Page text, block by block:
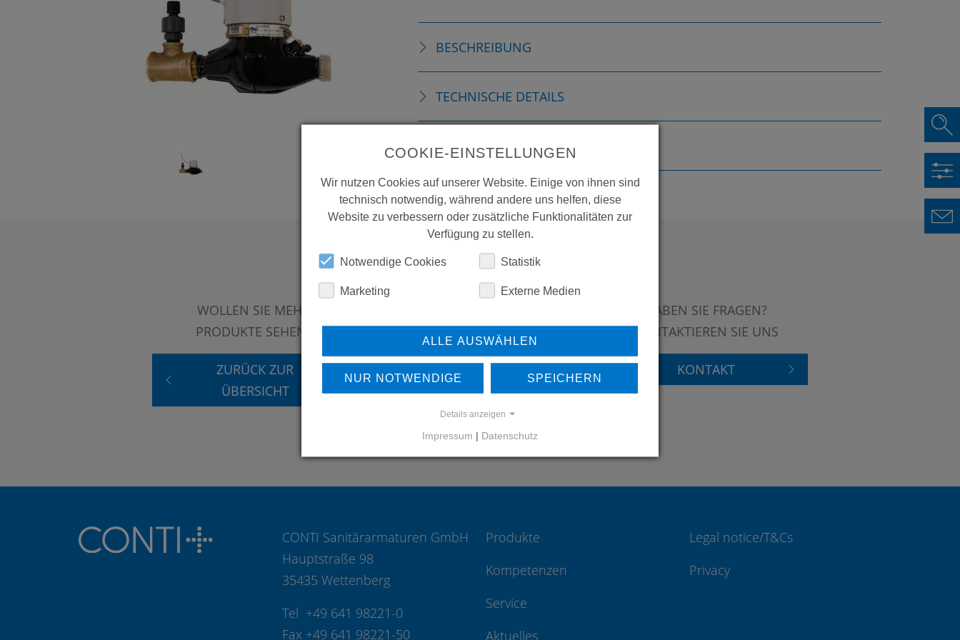
BESCHREIBUNG
TECHNISCHE DETAILS
DOWNLOADS
WOLLEN SIE MEHR
PRODUKTE SEHEN?
ZURÜCK ZUR
ÜBERSICHT
UNSERE REFERENZEN
REFERENZEN
HABEN SIE FRAGEN?
KONTAKTIEREN SIE UNS
KONTAKT
CONTI Sanitärarmaturen GmbH
Hauptstraße 98
35435 Wettenberg
Tel +49 641 98221-0
Fax +49 641 98221-50
Produkte
Kompetenzen
Service
Aktuelles
Legal notice/T&Cs
Privacy
COOKIE-EINSTELLUNGEN
Wir nutzen Cookies auf unserer Website. Einige von ihnen sind
technisch notwendig, während andere uns helfen, diese
Website zu verbessern oder zusätzliche Funktionalitäten zur
Verfügung zu stellen.
Notwendige Cookies Statistik
Marketing Externe Medien
ALLE AUSWÄHLEN
NUR NOTWENDIGE SPEICHERN
Details anzeigen
Impressum | Datenschutz